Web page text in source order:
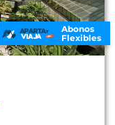
Abonos
Flexibles